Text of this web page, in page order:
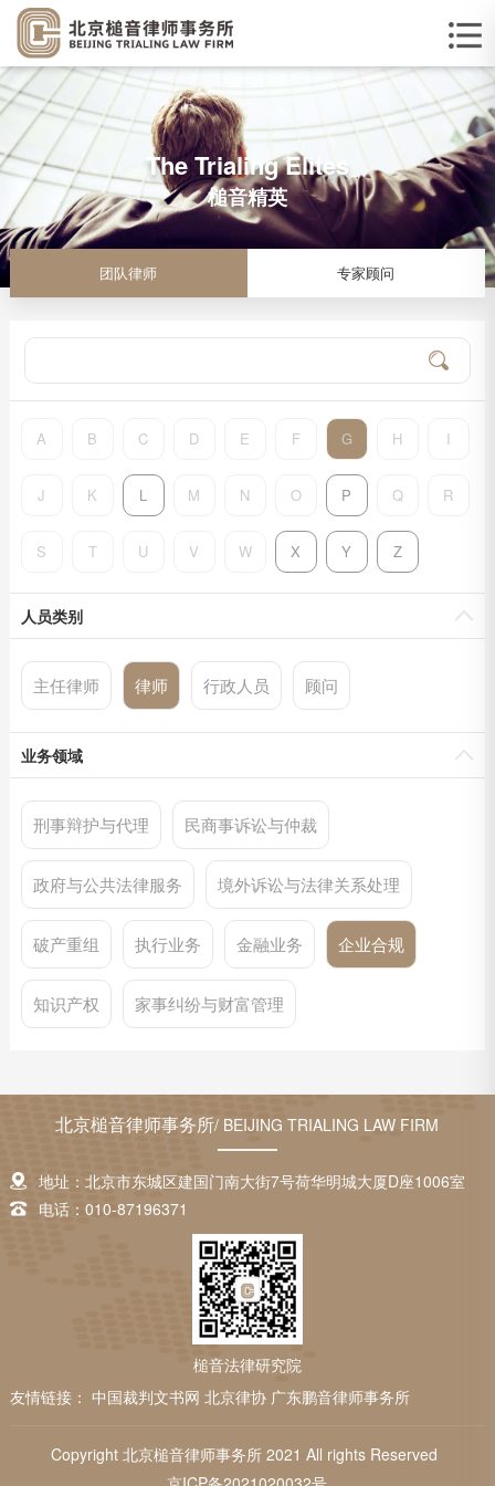
The Trialing Elites
槌音精英
团队律师 专家顾问
A B C D E F G H I
J K L M N O P Q R
S T U V W X Y Z
人员类别
主任律师 律师 行政人员 顾问
业务领域
刑事辩护与代理 民商事诉讼与仲裁
政府与公共法律服务 境外诉讼与法律关系处理
破产重组 执行业务 金融业务 企业合规
知识产权 家事纠纷与财富管理
北京槌音律师事务所/ BEIJING TRIALING LAW FIRM
地址：北京市东城区建国门南大街7号荷华明城大厦D座1006室
电话：010-87196371
槌音法律研究院
友情链接： 中国裁判文书网 北京律协 广东鹏音律师事务所
Copyright 北京槌音律师事务所 2021 All rights Reserved